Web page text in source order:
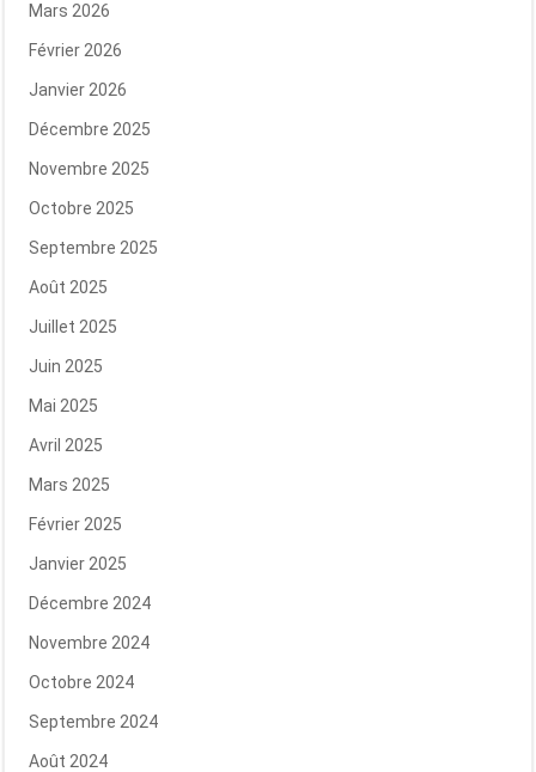
Mars 2026
Février 2026
Janvier 2026
Décembre 2025
Novembre 2025
Octobre 2025
Septembre 2025
Août 2025
Juillet 2025
Juin 2025
Mai 2025
Avril 2025
Mars 2025
Février 2025
Janvier 2025
Décembre 2024
Novembre 2024
Octobre 2024
Septembre 2024
Août 2024